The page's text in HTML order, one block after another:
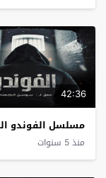
42:36
مسلسل الفوندو
منذ 5 سنوات